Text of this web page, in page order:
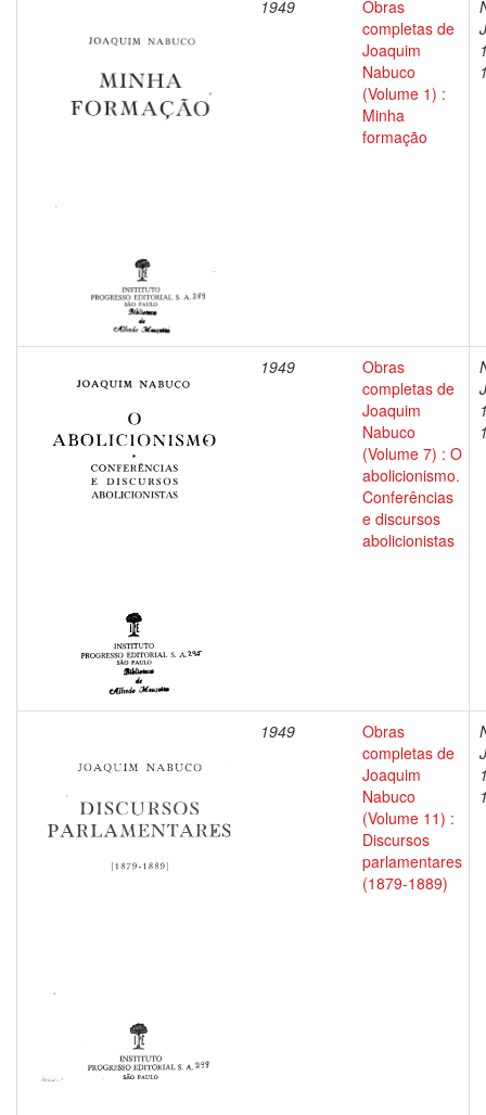
1949
Obras
completas de
Joaquim
Nabuco
(Volume 1) :
Minha
formação
1949
Obras
completas de
Joaquim
Nabuco
(Volume 7) : O
abolicionismo.
Conferências
e discursos
abolicionistas
1949
Obras
completas de
Joaquim
Nabuco
(Volume 11) :
Discursos
parlamentares
(1879-1889)